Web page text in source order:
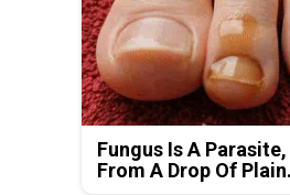
Fungus Is A
From A Drop Of